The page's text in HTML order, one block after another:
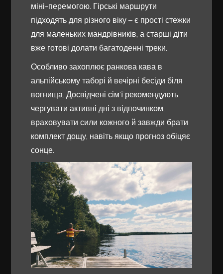
міні-перемогою. Гірські маршрути
підходять для різного віку – є прості стежки
для маленьких мандрівників, а старші діти
вже готові долати багатоденні треки.
Особливо захоплює ранкова кава в
альпійському таборі й вечірні бесіди біля
вогнища. Досвідчені сім’ї рекомендують
чергувати активні дні з відпочинком,
враховувати сили кожного й завжди брати
комплект дощу, навіть якщо прогноз обіцяє
сонце.